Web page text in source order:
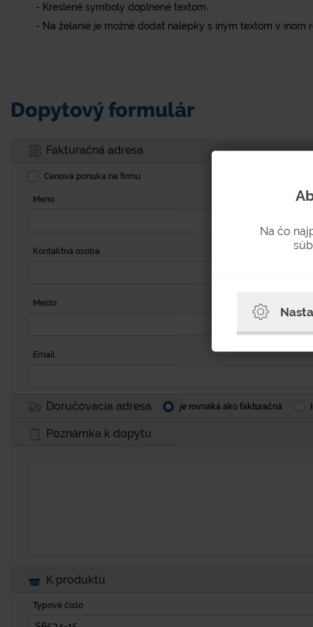
- Kreslené symboly doplnené textom.
- Na želanie je možné dodať nálepky s iným textom v inom
Dopytový formulár
Fakturačná adresa
Cenová ponuka na firmu
Meno
Kontaktná osoba
Mesto
Email
Doručovacia adresa je rovnaká ako fakturačná
Poznámka k dopytu
K produktu
Typové číslo
Na čo